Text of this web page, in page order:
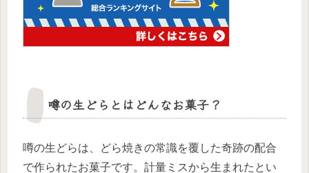
噂の生どらとはどんなお菓子？
噂の生どらは、どら焼きの常識を覆した奇跡の配合
で作られたお菓子です。計量ミスから生まれたとい